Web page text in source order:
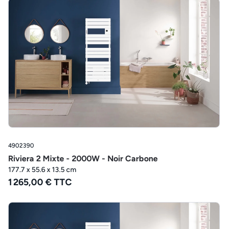
4902390
Riviera 2 Mixte - 2000W - Noir Carbone
177.7 x 55.6 x 13.5 cm
1 265,00 € TTC